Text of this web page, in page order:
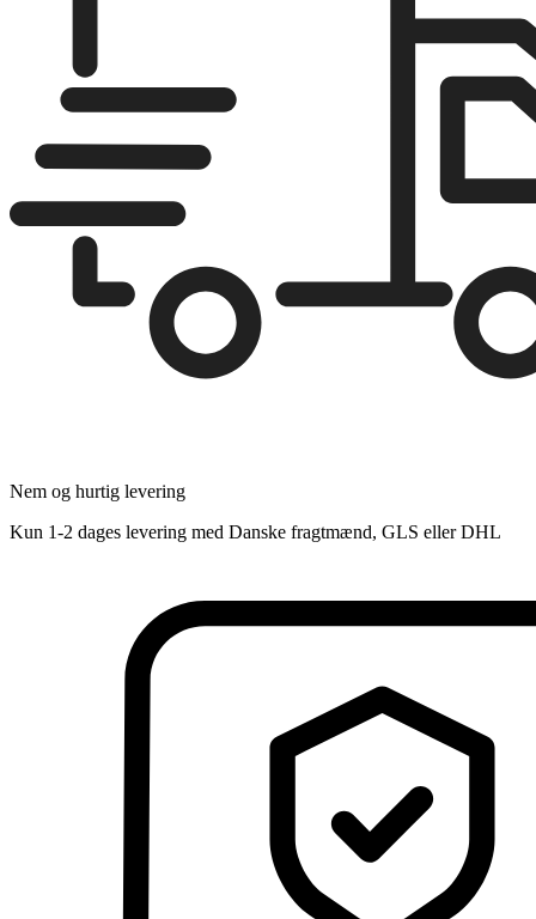
Nem og hurtig levering
Kun 1-2 dages levering med Danske fragtmænd, GLS eller DHL